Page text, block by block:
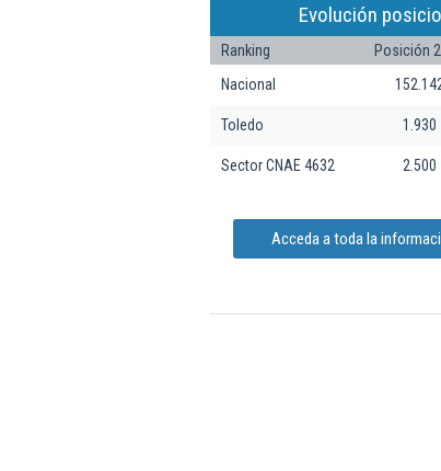
Evolución
Ranking Posición
Nacional
Toledo 1.930
Sector CNAE 4632 2.500
Acceda a toda la